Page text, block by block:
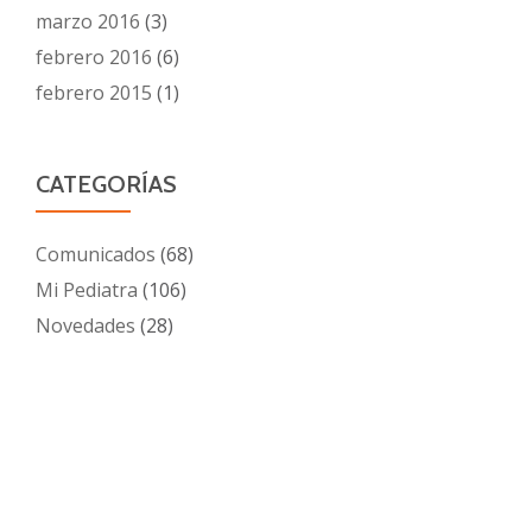
marzo 2016 (3)
febrero 2016 (6)
febrero 2015 (1)
CATEGORÍAS
Comunicados (68)
Mi Pediatra (106)
Novedades (28)